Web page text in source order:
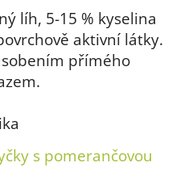
líh, 5-15 % kyselina
aktivní látky.
přímého
s pomerančovou